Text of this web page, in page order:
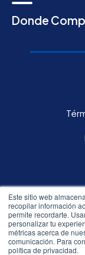
Este sitio web
recopilar información
permite recordarte.
personalizar tu
métricas acerca de
comunicación. Para
política de privacidad.
Donde